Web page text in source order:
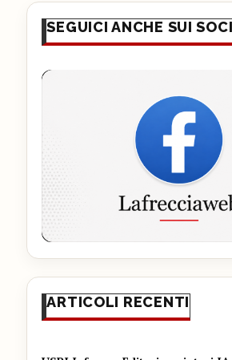
SEGUICI ANCHE SUI
ARTICOLI RECENTI